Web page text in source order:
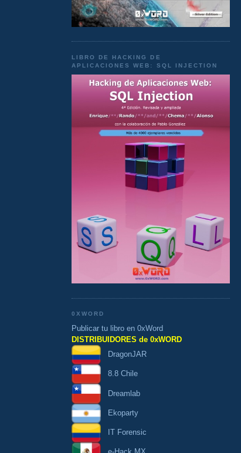
LIBRO DE HACKING DE
APLICACIONES WEB: SQL INJECTION
0XWORD
Publicar tu libro en 0xWord
DISTRIBUIDORES de 0xWORD
DragonJAR
8.8 Chile
Dreamlab
Ekoparty
IT Forensic